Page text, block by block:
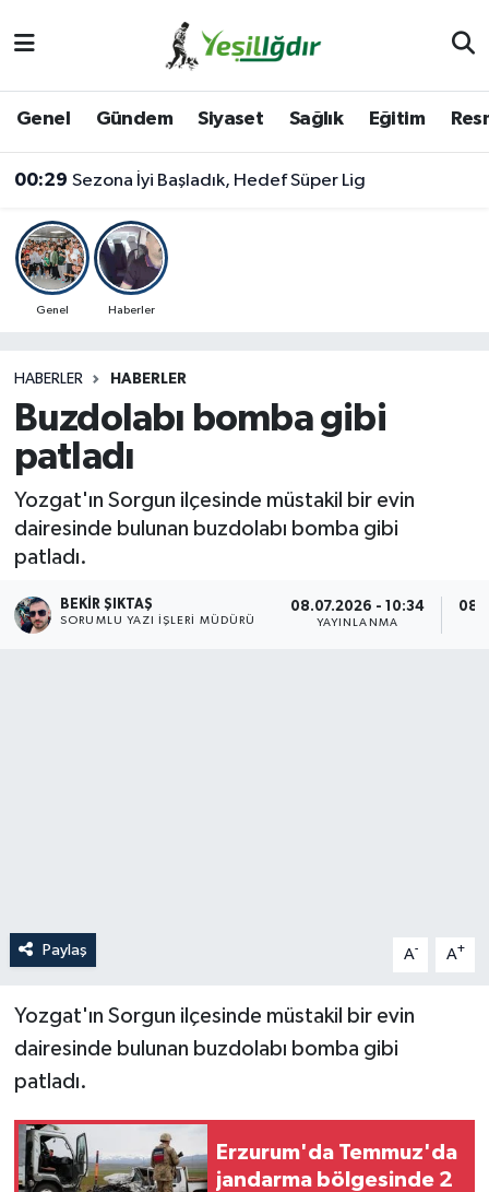
Genel Gündem Siyaset Sağlık Eğitim
00:29 Sezona İyi Başladık, Hedef Süper Lig
Genel Haberler
HABERLER HABERLER
Buzdolabı bomba gibi
patladı
Yozgat'ın Sorgun ilçesinde müstakil bir evin
dairesinde bulunan buzdolabı bomba gibi
patladı.
BEKIR ŞIKTAŞ
SORUMLU YAZI İŞLERI MÜDÜRÜ
08.07.2026 - 10:34
YAYINLANMA
Paylaş A- A+
Yozgat'ın Sorgun ilçesinde müstakil bir evin
dairesinde bulunan buzdolabı bomba gibi
patladı.
Erzurum'da Temmuz'da
jandarma bölgesinde 2
İğdir Namaz Vakitleri
Iğdır Trafik Yoğunluk Haritası
Süper Lig Puan Durumu ve Fikstür
Son Dakika Haberleri
Haber Arşivi